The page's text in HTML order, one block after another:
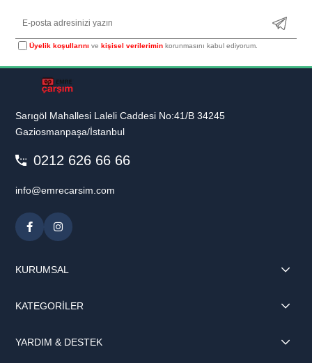
Üyelik koşullarını vekişisel verilerimin korunmasını kabul ediyorum.
Sarıgöl Mahallesi Laleli Caddesi No:41/B 34245
Gaziosmanpaşa/İstanbul
0212 626 66 66
info@emrecarsim.com
KURUMSAL
KATEGORİLER
YARDIM & DESTEK